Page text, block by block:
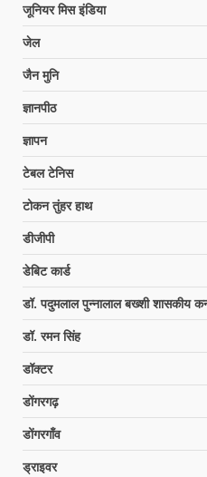
जूनियर मिस इंडिया
जेल
जैन मुनि
ज्ञानपीठ
ज्ञापन
टेबल टेनिस
टोकन तुंहर हाथ
डीजीपी
डेबिट कार्ड
डॉ. पदुमलाल पुन्नालाल बख्शी शासकीय
डॉ. रमन सिंह
डॉक्टर
डोंगरगढ़
डोंगरगाँव
ड्राइवर